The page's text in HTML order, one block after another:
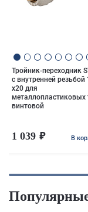
Тройник-переходник
с внутренней резьбой
х20 для
металлопластиковых
винтовой
1 039 В